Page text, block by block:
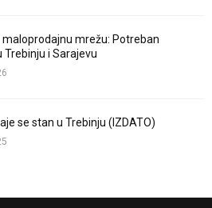
maloprodajnu mrežu: Potreban
Trebinju i Sarajevu
se stan u Trebinju (IZDATO)